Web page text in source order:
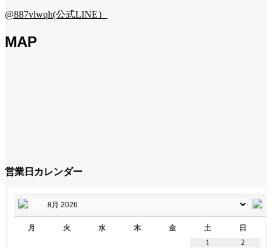
@887vlwqh(公式LINE）
MAP
営業日カレンダー
月 火 水 木 金 土
日
1
2